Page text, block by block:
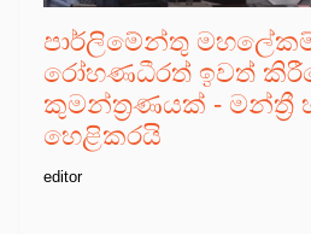
පාර්ලිමේන්තු
රෝහණධීරත් ඉවත්
කුමන්ත්‍රණයක් - මන්ත්‍රී
හෙළිකරයි
editor